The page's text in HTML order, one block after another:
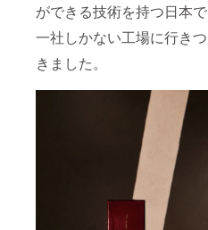
ができる技術を持つ日本で
一社しかない工場に行きつ
きました。